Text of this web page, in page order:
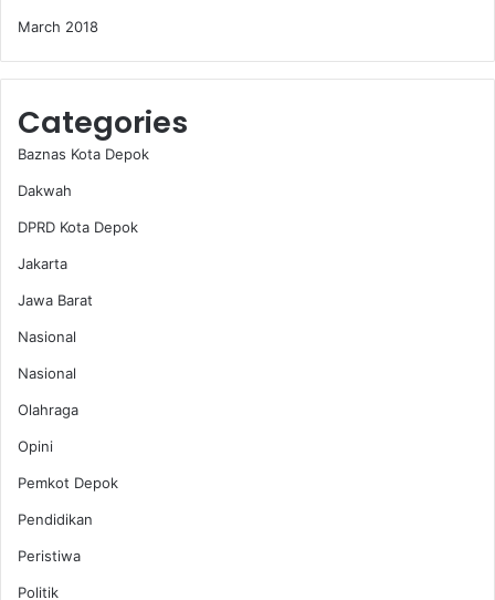
March 2018
Categories
Baznas Kota Depok
Dakwah
DPRD Kota Depok
Jakarta
Jawa Barat
Nasional
Nasional
Olahraga
Opini
Pemkot Depok
Pendidikan
Peristiwa
Politik